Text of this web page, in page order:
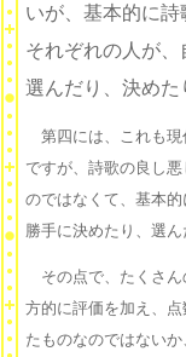
いが、基本的に詩
それぞれの人が
選んだり、決めた
第四には、これも現
ですが、詩歌の良し
のではなくて、基本
勝手に決めたり、選
その点で、たくさん
方的に評価を加え、
たものなのではない